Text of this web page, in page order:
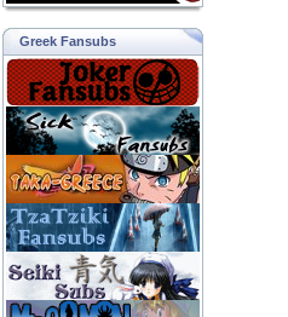
Greek Fansubs